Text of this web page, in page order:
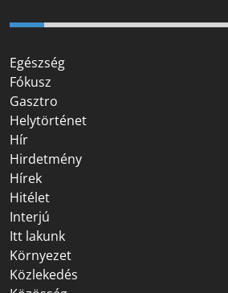
Egészség
Fókusz
Gasztro
Helytörténet
Hír
Hirdetmény
Hírek
Hitélet
Interjú
Itt lakunk
Környezet
Közlekedés